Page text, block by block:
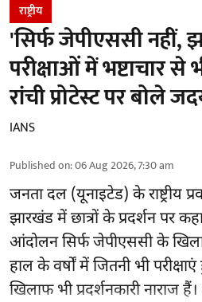
राष्ट्रीय
'सिर्फ जेपीएससी नहीं,
परीक्षाओं में भष्टाचार से
रांची प्रोटेस्ट पर बोले
IANS
Published on:06 Aug 2026, 7:30 am
जनता दल (यूनाइटेड) के राष्ट्रीय
झारखंड में छात्रों के प्रदर्शन पर
आंदोलन सिर्फजेपीएससीके
हाल के वर्षों में जितनी भी
खिलाफ भी प्रदर्शनकारी नाराज